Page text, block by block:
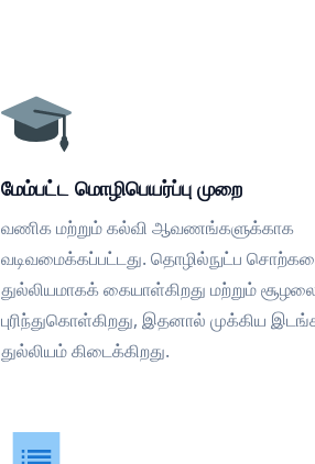
மேம்பட்ட மொழிபெயர்ப்பு முறை
வணிக மற்றும் கல்வி ஆவணங்களுக்காக
வடிவமைக்கப்பட்டது. தொழில்நுட்ப
துல்லியமாகக் கையாள்கிறது மற்றும்
புரிந்துகொள்கிறது, இதனால் முக்கிய
துல்லியம் கிடைக்கிறது.